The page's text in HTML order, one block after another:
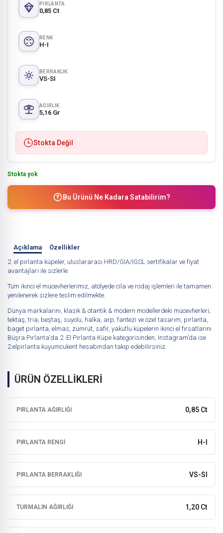
PIRLANTA
0,85 Ct
RENK
H-I
BERRAKLIK
VS-SI
AĞIRLIK
5,16 Gr
Stokta Değil
Stokta yok
Bu Ürünü Ne Kadara Satabilirim?
Açıklama
Özellikler
2. el pırlanta küpeler, uluslararası HRD/GIA/IGSL sertifikalar ve fiyat
avantajları ile sizlerle.
Tüm ikinci el mücevherlerimiz, atölyede cila ve rodaj işlemleri ile tamamen
yenilenerek sizlere teslim edilmekte.
Dünya markalarını, klasik & otantik & modern modellerdeki mücevherleri;
tektaş, tria, beştaş, suyolu, halka, arp; fantezi ve özel tasarım; pırlanta,
baget pırlanta, elmas, zümrüt, safir, yakutlu küpelerin ikinci el fırsatlarını
Büşra Pırlanta‘da 2. El Pırlanta Küpe kategorisinden, Instagram’da ise
2.elpirlanta.kuyumcukent hesabından takip edebilirsiniz.
ÜRÜN ÖZELLİKLERİ
PIRLANTA AĞIRLIĞI 0,85 Ct
PIRLANTA RENGI H-I
PIRLANTA BERRAKLIĞI VS-SI
TURMALIN AĞIRLIĞI 1,20 Ct